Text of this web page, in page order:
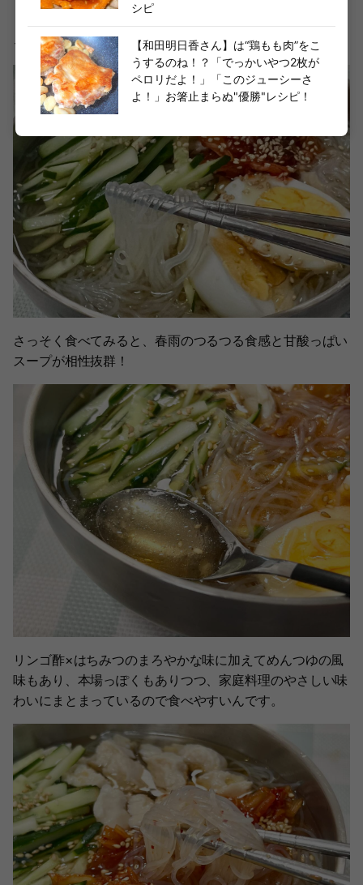
るとなんだかテンションが上がってきます♡
さっそく食べてみると、春雨のつるつる食感と甘酸っぱい
スープが相性抜群！
リンゴ酢×はちみつのまろやかな味に加えてめんつゆの風
味もあり、本場っぽくもありつつ、家庭料理のやさしい味
わいにまとまっているので食べやすいんです。
シピ
【和田明日香さん】は“鶏もも肉”をこ
うするのね！？「でっかいやつ2枚が
ペロリだよ！」「このジューシーさ
よ！」お箸止まらぬ"優勝"レシピ！